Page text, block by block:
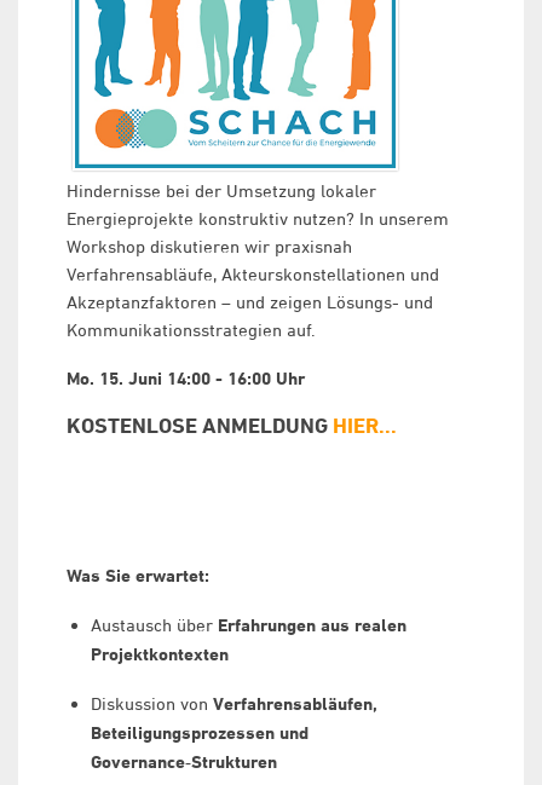
Hindernisse bei der Umsetzung lokaler
Energieprojekte konstruktiv nutzen? In unserem
Workshop diskutieren wir praxisnah
Verfahrensabläufe, Akteurskonstellationen und
Akzeptanzfaktoren – und zeigen Lösungs- und
Kommunikationsstrategien auf.
Mo. 15. Juni 14:00 - 16:00 Uhr
KOSTENLOSE ANMELDUNG HIER...
Was Sie erwartet:
Austausch über Erfahrungen aus realen
Projektkontexten
Diskussion von Verfahrensabläufen,
Beteiligungsprozessen und
Governance‑Strukturen